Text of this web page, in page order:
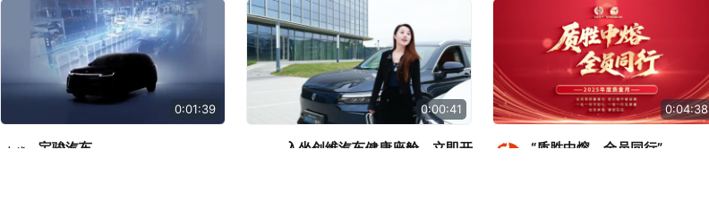
0:01:39
宝骏汽车
0:00:41
入坐创维汽车健康座舱，立即开
0:04:38
“质胜中熔，全员同行”